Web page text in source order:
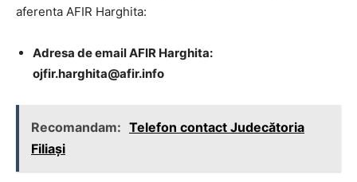
aferenta AFIR Harghita:
Adresa de email AFIR Harghita:
ojfir.harghita@afir.info
Recomandam: Telefon contact Judecătoria
Filiași